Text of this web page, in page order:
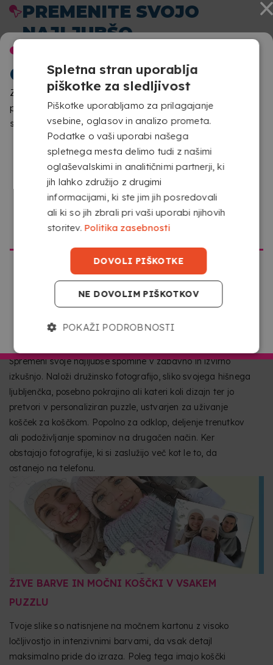
COPYKREA
Zaznali smo, da dostopaš iz druge lokacije, kot je
predvidena za to spletno stran. Prosimo, potrdi, katero
stran želiš obiskati
POJDI NA COPYKREA USA
POJDI NA COPYKREA SLOVENIJA
PREMENITE SVOJO
NAJLJUBŠO
SESTAVLJANKO, KI JO
BOSTE ŽELELI
SESTAVLJATI ZNOVA IN
ZNOVA
Spremeni svoje najljubše spomine v zabavno in izvirno
izkušnjo. Naloži družinsko fotografijo, sliko svojega hišnega
ljubljenčka, posebno pokrajino ali kateri koli dizajn ter jo
pretvori v personaliziran puzzle, ustvarjen za uživanje
košček za koščkom. Popolno za odklop, deljenje trenutkov
ali podoživljanje spominov na drugačen način. Ker
obstajajo fotografije, ki si zaslužijo več kot le to, da
ostanejo na telefonu.
ŽIVE BARVE IN MOČNI KOŠČKI V VSAKEM
PUZZLU
Tvoje slike so natisnjene na močnem kartonu z visoko
ločljivostjo in intenzivnimi barvami, da vsak detajl
maksimalno pride do izraza. Poleg tega imajo koščki
Spletna stran uporablja
piškotke za sledljivost
Piškotke uporabljamo za prilagajanje
vsebine, oglasov in analizo prometa.
Podatke o vaši uporabi našega
spletnega mesta delimo tudi z našimi
oglaševalskimi in analitičnimi partnerji, ki
jih lahko združijo z drugimi
informacijami, ki ste jim jih posredovali
ali ki so jih zbrali pri vaši uporabi njihovih
storitev. Politika zasebnosti
DOVOLI PIŠKOTKE
NE DOVOLIM PIŠKOTKOV
POKAŽI PODROBNOSTI